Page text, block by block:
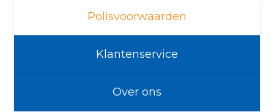
Polisvoorwaarden
Klantenservice
Over ons